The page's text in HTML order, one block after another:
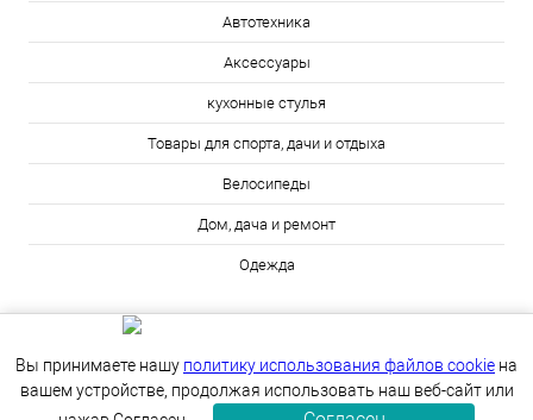
Автотехника
Аксессуары
кухонные стулья
Товары для спорта, дачи и отдыха
Велосипеды
Дом, дача и ремонт
Одежда
Вы принимаете нашу политику использования файлов cookie на
вашем устройстве, продолжая использовать наш веб-сайт или